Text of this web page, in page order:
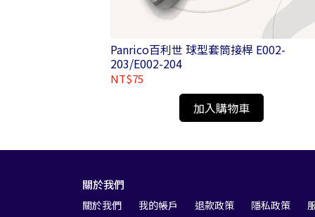
Panrico百利世 球型套筒接桿 E002-
203/E002-204
NT$75
加入購物車
關於我們
關於我們 我的帳戶 退款政策 隱私政策